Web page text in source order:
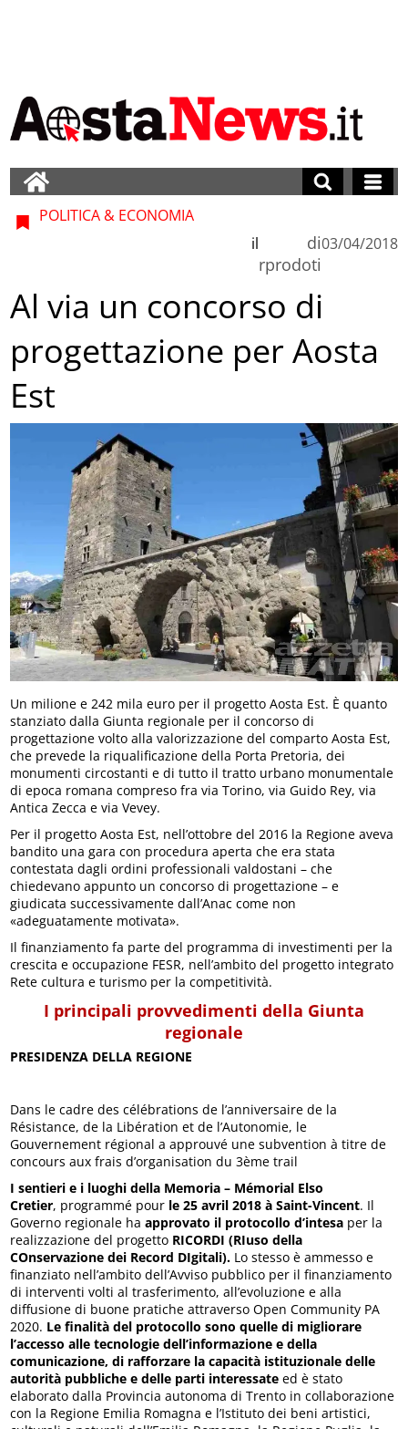
POLITICA & ECONOMIA
di
rprodoti
il 03/04/2018
Al via un concorso di
progettazione per Aosta
Est
Un milione e 242 mila euro per il progetto Aosta Est. È quanto
stanziato dalla Giunta regionale per il concorso di
progettazione volto alla valorizzazione del comparto Aosta Est,
che prevede la riqualificazione della Porta Pretoria, dei
monumenti circostanti e di tutto il tratto urbano monumentale
di epoca romana compreso fra via Torino, via Guido Rey, via
Antica Zecca e via Vevey.
Per il progetto Aosta Est, nell’ottobre del 2016 la Regione aveva
bandito una gara con procedura aperta che era stata
contestata dagli ordini professionali valdostani – che
chiedevano appunto un concorso di progettazione – e
giudicata successivamente dall’Anac come non
«adeguatamente motivata».
Il finanziamento fa parte del programma di investimenti per la
crescita e occupazione FESR, nell’ambito del progetto integrato
Rete cultura e turismo per la competitività.
I principali provvedimenti della Giunta
regionale
PRESIDENZA DELLA REGIONE
Dans le cadre des célébrations de l’anniversaire de la
Résistance, de la Libération et de l’Autonomie, le
Gouvernement régional a approuvé une subvention à titre de
concours aux frais d’organisation du 3ème trail
I sentieri e i luoghi della Memoria – Mémorial Elso
Cretier, programmé pour le 25 avril 2018 à Saint-Vincent. Il
Governo regionale haapprovato il protocollo d’intesa per la
realizzazione del progetto RICORDI (RIuso della
COnservazione dei Record DIgitali). Lo stesso è ammesso e
finanziato nell’ambito dell’Avviso pubblico per il finanziamento
di interventi volti al trasferimento, all’evoluzione e alla
diffusione di buone pratiche attraverso Open Community PA
2020. Le finalità del protocollo sono quelle di migliorare
l’accesso alle tecnologie dell’informazione e della
comunicazione, di rafforzare la capacità istituzionale delle
autorità pubbliche e delle parti interessateed è stato
elaborato dalla Provincia autonoma di Trento in collaborazione
con la Regione Emilia Romagna e l’Istituto dei beni artistici,